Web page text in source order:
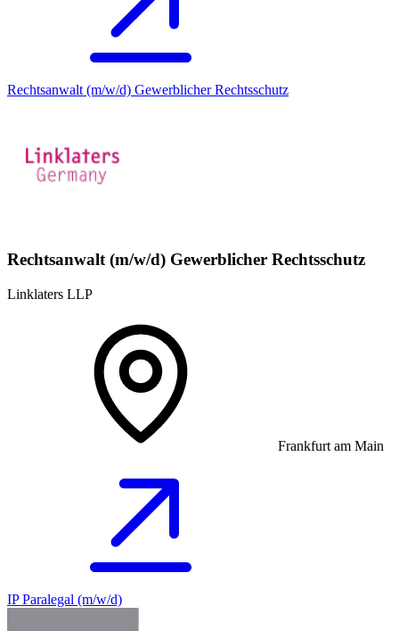
Rechtsanwalt (m/w/d) Gewerblicher Rechtsschutz
Rechtsanwalt (m/w/d) Gewerblicher Rechtsschutz
Linklaters LLP
Frankfurt am Main
IP Paralegal (m/w/d)